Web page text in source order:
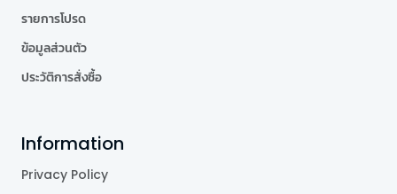
รายการโปรด
ข้อมูลส่วนตัว
ประวัติการสั่งซื้อ
Information
Privacy Policy